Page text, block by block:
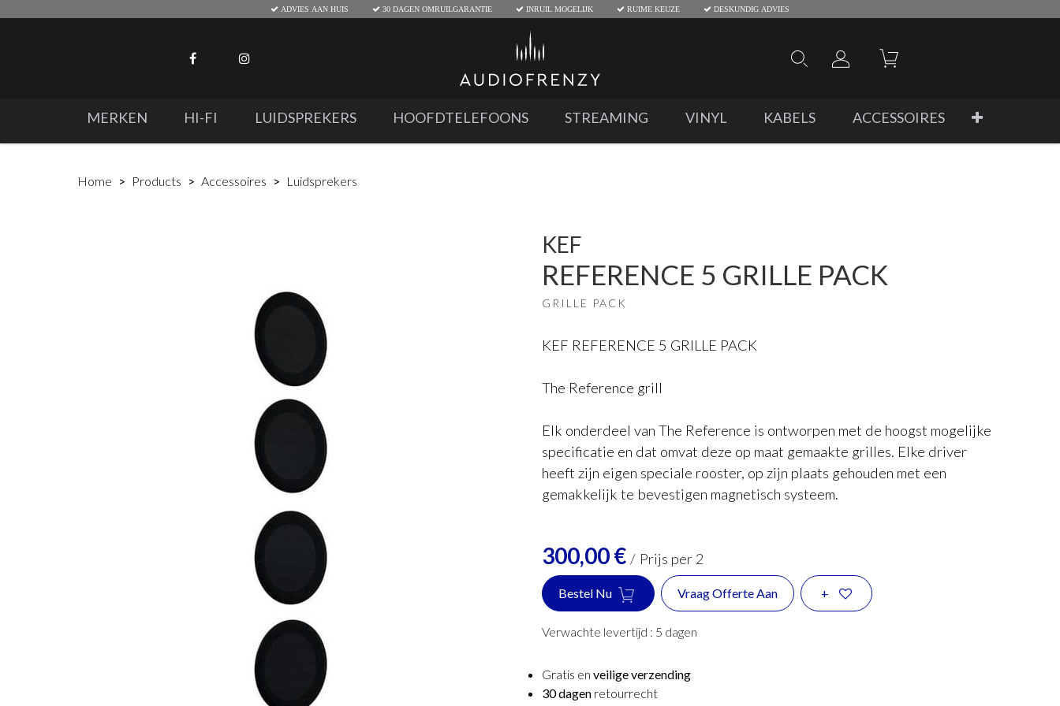
ADVIES AAN HUIS 30 DAGEN OMRUILGARANTIE INRUIL MOGELIJK RUIME KEUZE DESKUNDIG ADVIES
MERKEN HI-FI LUIDSPREKERS HOOFDTELEFOONS STREAMING VINYL KABELS ACCESSOIRES
Home Products Accessoires Luidsprekers
KEF
REFERENCE 5 GRILLE PACK
GRILLE PACK
KEF REFERENCE 5 GRILLE PACK
The Reference grill
Elk onderdeel van The Reference is ontworpen met de hoogst mogelijke
specificatie en dat omvat deze op maat gemaakte grilles. Elke driver
heeft zijn eigen speciale rooster, op zijn plaats gehouden met een
gemakkelijk te bevestigen magnetisch systeem.
300,00€ / Prijs per 2
Bestel Nu Vraag Offerte Aan +
Verwachte levertijd : 5 dagen
Gratis en veilige verzending
30 dagen retourrecht